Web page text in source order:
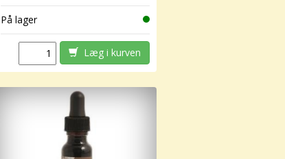
På lager
Læg i kurven